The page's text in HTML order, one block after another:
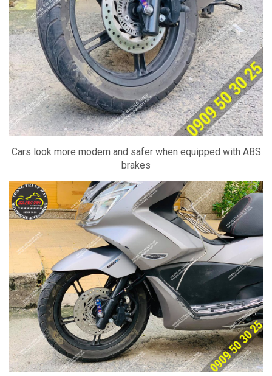
Cars look more modern and safer when equipped with ABS
brakes